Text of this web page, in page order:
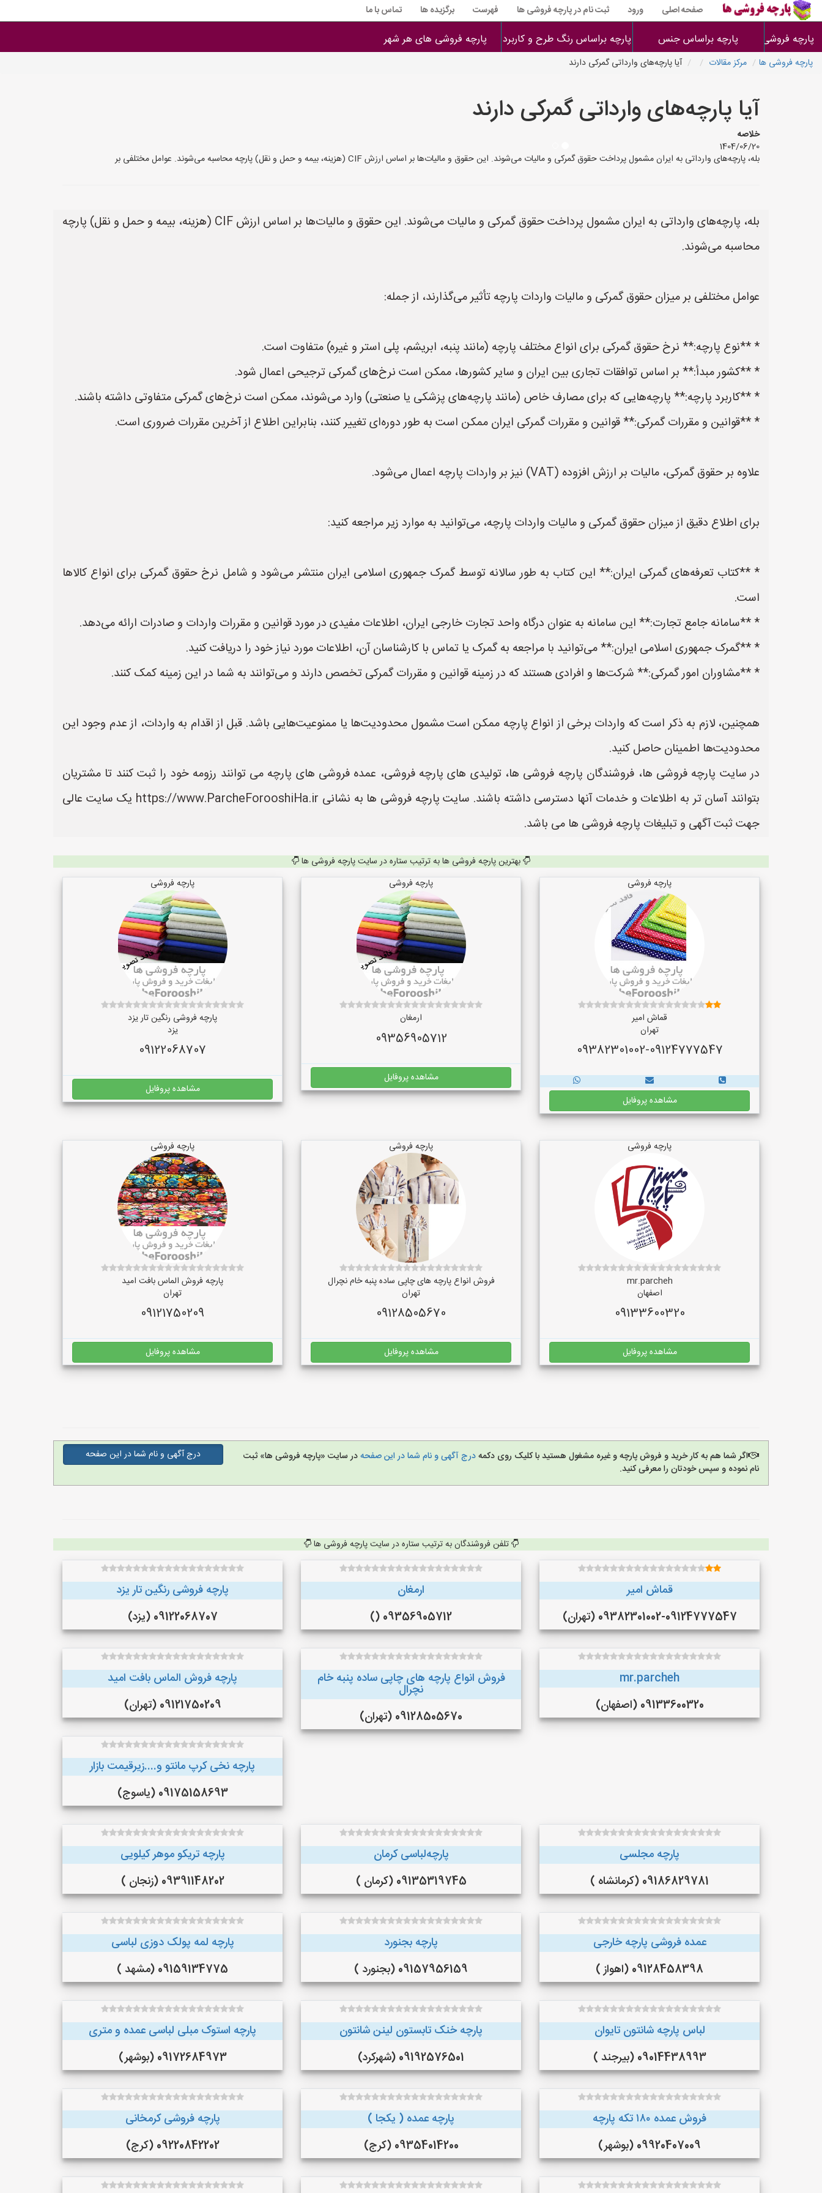
صفحه اصلی ورود ثبت نام در پارچه فروشی ها فهرست برگزیده ها تماس با ما
پارچه فروشی ها پارچه براساس جنس پارچه براساس رنگ طرح و کاربرد پارچه فروشی های هر شهر
پارچه فروشی ها مرکز مقالات آیا پارچه‌های وارداتی گمرکی دارند
آیا پارچه‌های وارداتی گمرکی دارند
خلاصه
1404/06/20
بله، پارچه‌های وارداتی به ایران مشمول پرداخت حقوق گمرکی و مالیات می‌شوند. این حقوق و مالیات‌ها بر اساس ارزش CIF (هزینه، بیمه و حمل و نقل) پارچه محاسبه می‌شوند. عوامل مختلفی بر
بله، پارچه‌های وارداتی به ایران مشمول پرداخت حقوق گمرکی و مالیات می‌شوند. این حقوق و مالیات‌ها بر اساس ارزش CIF (هزینه، بیمه و حمل و نقل) پارچه
محاسبه می‌شوند.
عوامل مختلفی بر میزان حقوق گمرکی و مالیات واردات پارچه تأثیر می‌گذارند، از جمله:
* **نوع پارچه:** نرخ حقوق گمرکی برای انواع مختلف پارچه (مانند پنبه، ابریشم، پلی استر و غیره) متفاوت است.
* **کشور مبدأ:** بر اساس توافقات تجاری بین ایران و سایر کشورها، ممکن است نرخ‌های گمرکی ترجیحی اعمال شود.
* **کاربرد پارچه:** پارچه‌هایی که برای مصارف خاص (مانند پارچه‌های پزشکی یا صنعتی) وارد می‌شوند، ممکن است نرخ‌های گمرکی متفاوتی داشته باشند.
* **قوانین و مقررات گمرکی:** قوانین و مقررات گمرکی ایران ممکن است به طور دوره‌ای تغییر کنند، بنابراین اطلاع از آخرین مقررات ضروری است.
علاوه بر حقوق گمرکی، مالیات بر ارزش افزوده (VAT) نیز بر واردات پارچه اعمال می‌شود.
برای اطلاع دقیق از میزان حقوق گمرکی و مالیات واردات پارچه، می‌توانید به موارد زیر مراجعه کنید:
* **کتاب تعرفه‌های گمرکی ایران:** این کتاب به طور سالانه توسط گمرک جمهوری اسلامی ایران منتشر می‌شود و شامل نرخ حقوق گمرکی برای انواع کالاها
است.
* **سامانه جامع تجارت:** این سامانه به عنوان درگاه واحد تجارت خارجی ایران، اطلاعات مفیدی در مورد قوانین و مقررات واردات و صادرات ارائه می‌دهد.
* **گمرک جمهوری اسلامی ایران:** می‌توانید با مراجعه به گمرک یا تماس با کارشناسان آن، اطلاعات مورد نیاز خود را دریافت کنید.
* **مشاوران امور گمرکی:** شرکت‌ها و افرادی هستند که در زمینه قوانین و مقررات گمرکی تخصص دارند و می‌توانند به شما در این زمینه کمک کنند.
همچنین، لازم به ذکر است که واردات برخی از انواع پارچه ممکن است مشمول محدودیت‌ها یا ممنوعیت‌هایی باشد. قبل از اقدام به واردات، از عدم وجود این
محدودیت‌ها اطمینان حاصل کنید.
در سایت پارچه فروشی ها، فروشندگان پارچه فروشی ها، تولیدی های پارچه فروشی، عمده فروشی های پارچه می توانند رزومه خود را ثبت کنند تا مشتریان
بتوانند آسان تر به اطلاعات و خدمات آنها دسترسی داشته باشند. سایت پارچه فروشی ها به نشانی https://www.ParcheForooshiHa.ir یک سایت عالی
جهت ثبت آگهی و تبلیغات پارچه فروشی ها می باشد.
بهترین پارچه فروشی ها به ترتیب ستاره در سایت پارچه فروشی ها
پارچه فروشی
قماش امیر
تهران
09382301002-09124777547
مشاهده پروفایل
پارچه فروشی
ارمغان
09356905712
مشاهده پروفایل
پارچه فروشی
پارچه فروشی رنگین تار یزد
یزد
09122068707
مشاهده پروفایل
پارچه فروشی
mr.parcheh
اصفهان
09133600320
مشاهده پروفایل
پارچه فروشی
فروش انواع پارچه های چاپی ساده پنبه خام نچرال
تهران
09128505670
مشاهده پروفایل
پارچه فروشی
پارچه فروش الماس بافت امید
تهران
09121750209
مشاهده پروفایل
اگر شما هم به کار خرید و فروش پارچه و غیره مشغول هستید با کلیک روی دکمهدرج آگهی و نام شما در این صفحهدر سایت «پارچه فروشی ها» ثبت
نام نموده و سپس خودتان را معرفی کنید.
درج آگهی و نام شما در این صفحه
تلفن فروشندگان به ترتیب ستاره در سایت پارچه فروشی ها
قماش امیر
09382301002-09124777547 (تهران)
ارمغان
09356905712 ()
پارچه فروشی رنگین تار یزد
09122068707 (یزد)
mr.parcheh
09133600320 (اصفهان)
فروش انواع پارچه های چاپی ساده پنبه خام
نچرال
09128505670 (تهران)
پارچه فروش الماس بافت امید
09121750209 (تهران)
پارچه نخی کرپ مانتو و....زیرقیمت بازار
09175158693 (یاسوج)
پارچه مجلسی
09186829781 (کرمانشاه )
پارچه‌لباسی کرمان
09135319745 (کرمان )
پارچه تریکو موهر کیلویی
09391148202 (زنجان )
عمده فروشی پارچه خارجی
09128458398 (اهواز )
پارچه بجنورد
09157956159 (بجنورد )
پارچه لمه پولک دوزی لباسی
09159134775 (مشهد )
لباس پارچه شانتون تایوان
09014438993 (بیرجند )
پارچه خنک تابستون لینن شانتون
09192576501 (شهرکرد)
پارچه استوک مبلی لباسی عمده و متری
09172684973 (بوشهر)
فروش عمده ۱۸۰ تکه پارچه
09920407009 (بوشهر)
پارچه عمده ( یکجا )
09354014200 (کرج)
پارچه فروشی کرمخانی
09220842202 (کرج)